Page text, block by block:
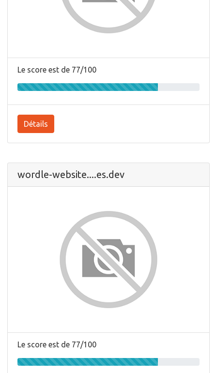
Le score est de 77/100
Détails
wordle-website....es.dev
Le score est de 77/100